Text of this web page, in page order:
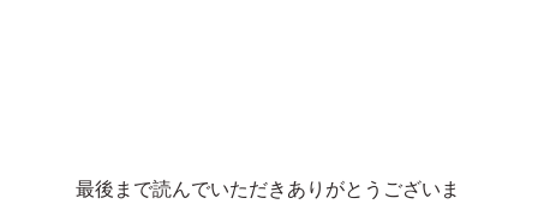
最後まで読んでいただきありがとうございま